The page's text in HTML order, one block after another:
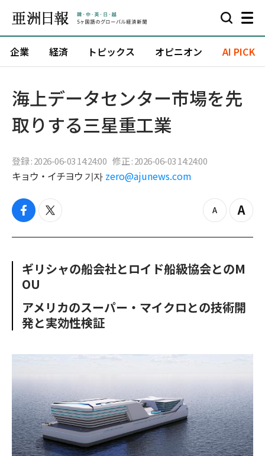
企業 経済 トピックス オピニオン AI PICK
海上データセンター市場を先
取りする三星重工業
登録 : 2026-06-03 14:24:00 修正 : 2026-06-03 14:24:00
キョウ・イチヨウ 기자 zero@ajunews.com
f
c
o
o
t
i
e
z
o
u
Z
o
n
ギリシャの船会社とロイド船級協会とのM
OU
アメリカのスーパー・マイクロとの技術開
発と実効性検証